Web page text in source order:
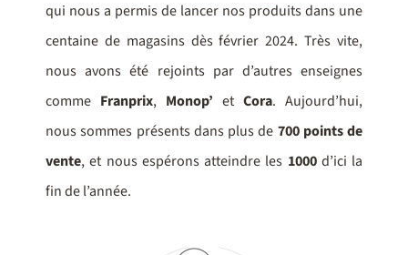
qui nous a permis de lancer nos produits dans une
centaine de magasins dès février 2024. Très vite,
nous avons été rejoints par d’autres enseignes
comme Franprix, Monop’ et Cora. Aujourd’hui,
nous sommes présents dans plus de 700 points de
vente, et nous espérons atteindre les 1000 d’ici la
fin de l’année.